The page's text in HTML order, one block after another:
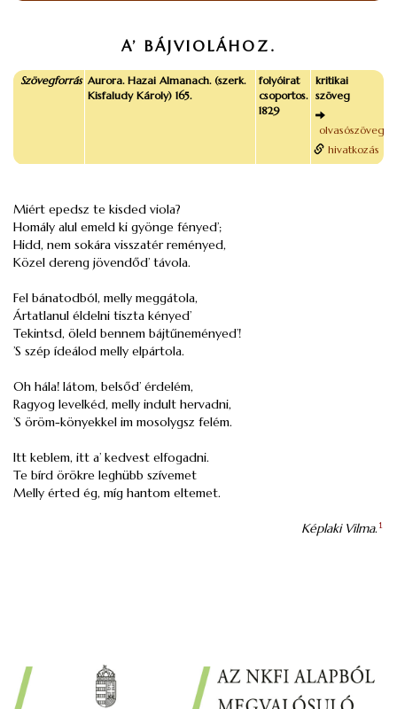
A’ BÁJVIOLÁHOZ.
Szövegforrás Aurora. Hazai Almanach. (szerk.
Kisfaludy Károly) 165.
folyóirat
csoportos.
1829
kritikai
szöveg
olvasószöveg
hivatkozás
Miért epedsz te kisded viola?
Homály alul emeld ki gyönge fényed’;
Hidd, nem sokára visszatér reményed,
Közel dereng jövendőd’ távola.
Fel bánatodból, melly meggátola,
Ártatlanul éldelni tiszta kényed’
Tekintsd, öleld bennem bájtűneményed’!
’S szép ídeálod melly elpártola.
Oh hála! látom, belsőd’ érdelém,
Ragyog levelkéd, melly indult hervadni,
’S öröm-könyekkel im mosolygsz felém.
Itt keblem, itt a’ kedvest elfogadni.
Te bírd örökre leghübb szívemet
Melly érted ég, míg hantom eltemet.
Képlaki Vilma. 1